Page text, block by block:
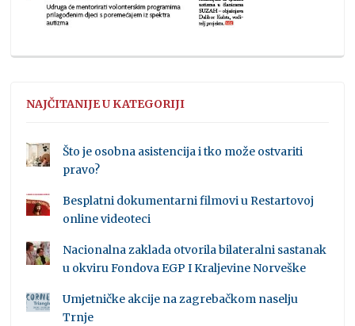
NAJČITANIJE U KATEGORIJI
Što je osobna asistencija i tko može ostvariti
pravo?
Besplatni dokumentarni filmovi u Restartovoj
online videoteci
Nacionalna zaklada otvorila bilateralni sastanak
u okviru Fondova EGP I Kraljevine Norveške
Umjetničke akcije na zagrebačkom naselju
Trnje